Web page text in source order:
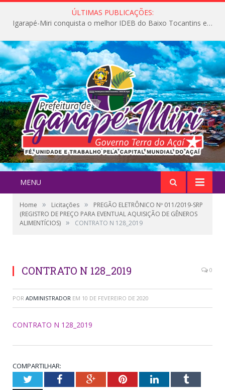
ÚLTIMAS PUBLICAÇÕES:
Igarapé-Miri conquista o melhor IDEB do Baixo Tocantins e avança na qualidade da educação pública
MENU
Home » Licitações »
PREGÃO ELETRÔNICO Nº 011/2019-SRP
(REGISTRO DE PREÇO PARA EVENTUAL AQUISIÇÃO DE GÊNEROS
ALIMENTÍCIOS) » CONTRATO N 128_2019
CONTRATO N 128_2019 0
POR ADMINISTRADOR EM 10 DE FEVEREIRO DE 2020
CONTRATO N 128_2019
COMPARTILHAR:
TwitterFacebookGoogle+PinterestLinkedInTumblr